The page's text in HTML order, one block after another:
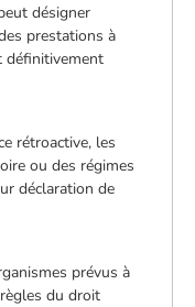
désigner
prestations à
définitivement
rétroactive, les
ou des régimes
déclaration de
prévus à
du droit